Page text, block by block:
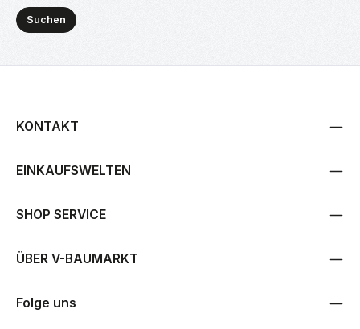
Suchen
KONTAKT
EINKAUFSWELTEN
SHOP SERVICE
ÜBER V-BAUMARKT
Folge uns